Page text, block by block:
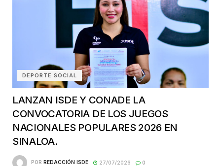
DEPORTE SOCIAL
LANZAN ISDE Y CONADE LA
CONVOCATORIA DE LOS JUEGOS
NACIONALES POPULARES 2026 EN
SINALOA.
POR REDACCIÓN ISDE 27/07/2026 0